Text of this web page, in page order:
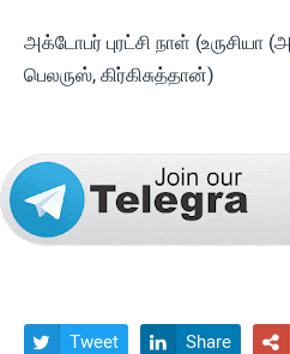
அக்டோபர் புரட்சி நாள் (உருசியா
பெலருஸ், கிர்கிசுத்தான்)
 Tweet  Share 